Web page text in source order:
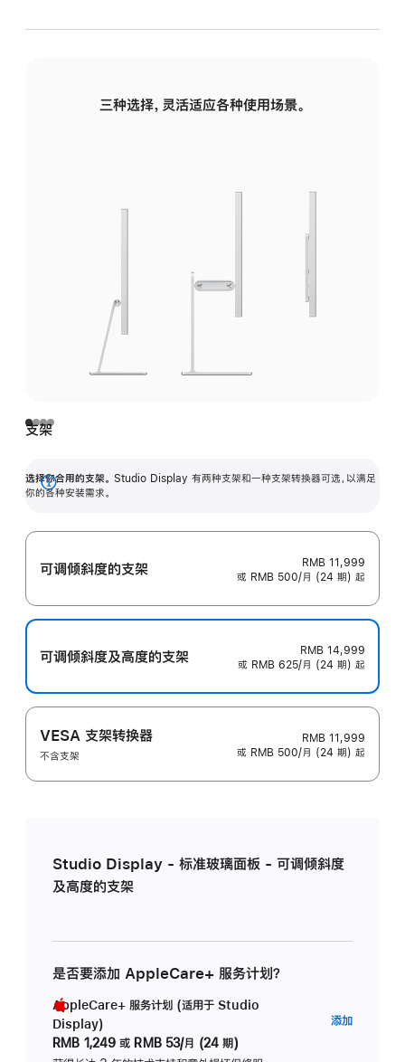
三种选择，灵活适应各种使用场景。
支架
选择你合用的支架。 Studio Display 有两种支架和一种支架转换器可选，以满足
你的各种安装需求。
展
可调倾斜度的支架
RMB 11,999
或 RMB 500/月 (24 期) 起
可调倾斜度及高‍度的支‍架
RMB 14,999
或 RMB 625/月 (24 期) 起
VESA 支架转换器
不含支架
RMB 11,999
或 RMB 500/月 (24 期) 起
Studio Display - 标准玻璃面板 - 可调倾斜度
及高度的支架
是否要添加 AppleCare+ 服务计划？
AppleCare+ 服务计划 (适用于 Studio
Display)
RMB 1,249 或 RMB 53/月 (24 期)
添加